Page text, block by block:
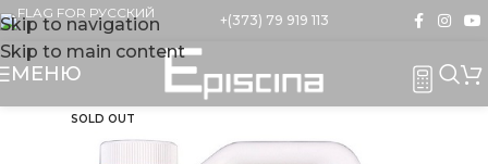
Skip to navigation
Skip to main content
+(373) 79 919 113
МЕНЮ
SOLD OUT